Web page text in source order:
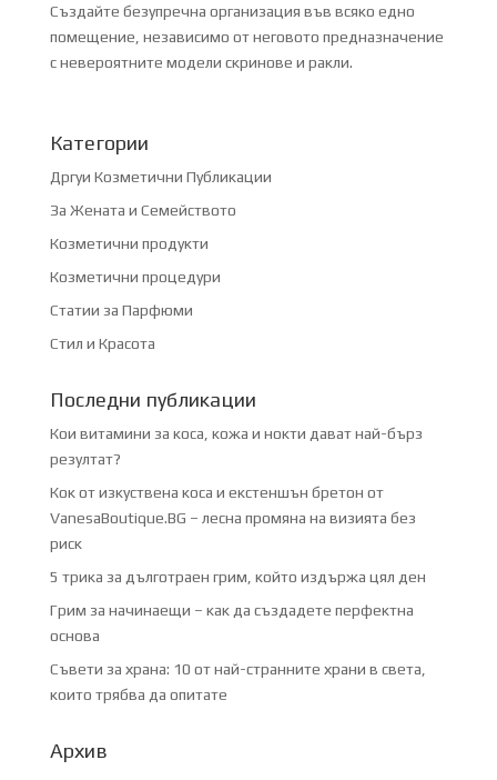
Създайте безупречна организация във всяко едно
помещение, независимо от неговото предназначение
с невероятните модели скринове и ракли.
Категории
Дргуи Козметични Публикации
За Жената и Семейството
Козметични продукти
Козметични процедури
Статии за Парфюми
Стил и Красота
Последни публикации
Кои витамини за коса, кожа и нокти дават най-бърз
резултат?
Кок от изкуствена коса и екстеншън бретон от
VanesaBoutique.BG – лесна промяна на визията без
риск
5 трика за дълготраен грим, който издържа цял ден
Грим за начинаещи – как да създадете перфектна
основа
Съвети за храна: 10 от най-странните храни в света,
които трябва да опитате
Архив